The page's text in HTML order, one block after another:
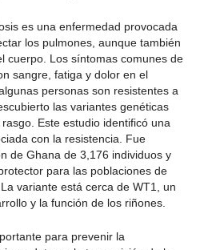
es una enfermedad provocada
los pulmones, aunque también
cuerpo. Los síntomas comunes de
sangre, fatiga y dolor en el
personas son resistentes a
las variantes genéticas
Este estudio identificó una
con la resistencia. Fue
de Ghana de 3,176 individuos y
para las poblaciones de
variante está cerca de WT1, un
y la función de los riñones.
para prevenir la